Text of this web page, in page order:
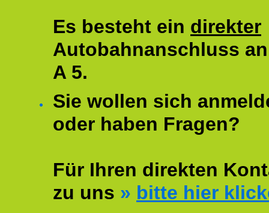
Es besteht ein direkter
Autobahnanschluss
A 5.
Sie wollen sich
oder haben Fragen?
Für Ihren direkten
zu uns » bitte hier